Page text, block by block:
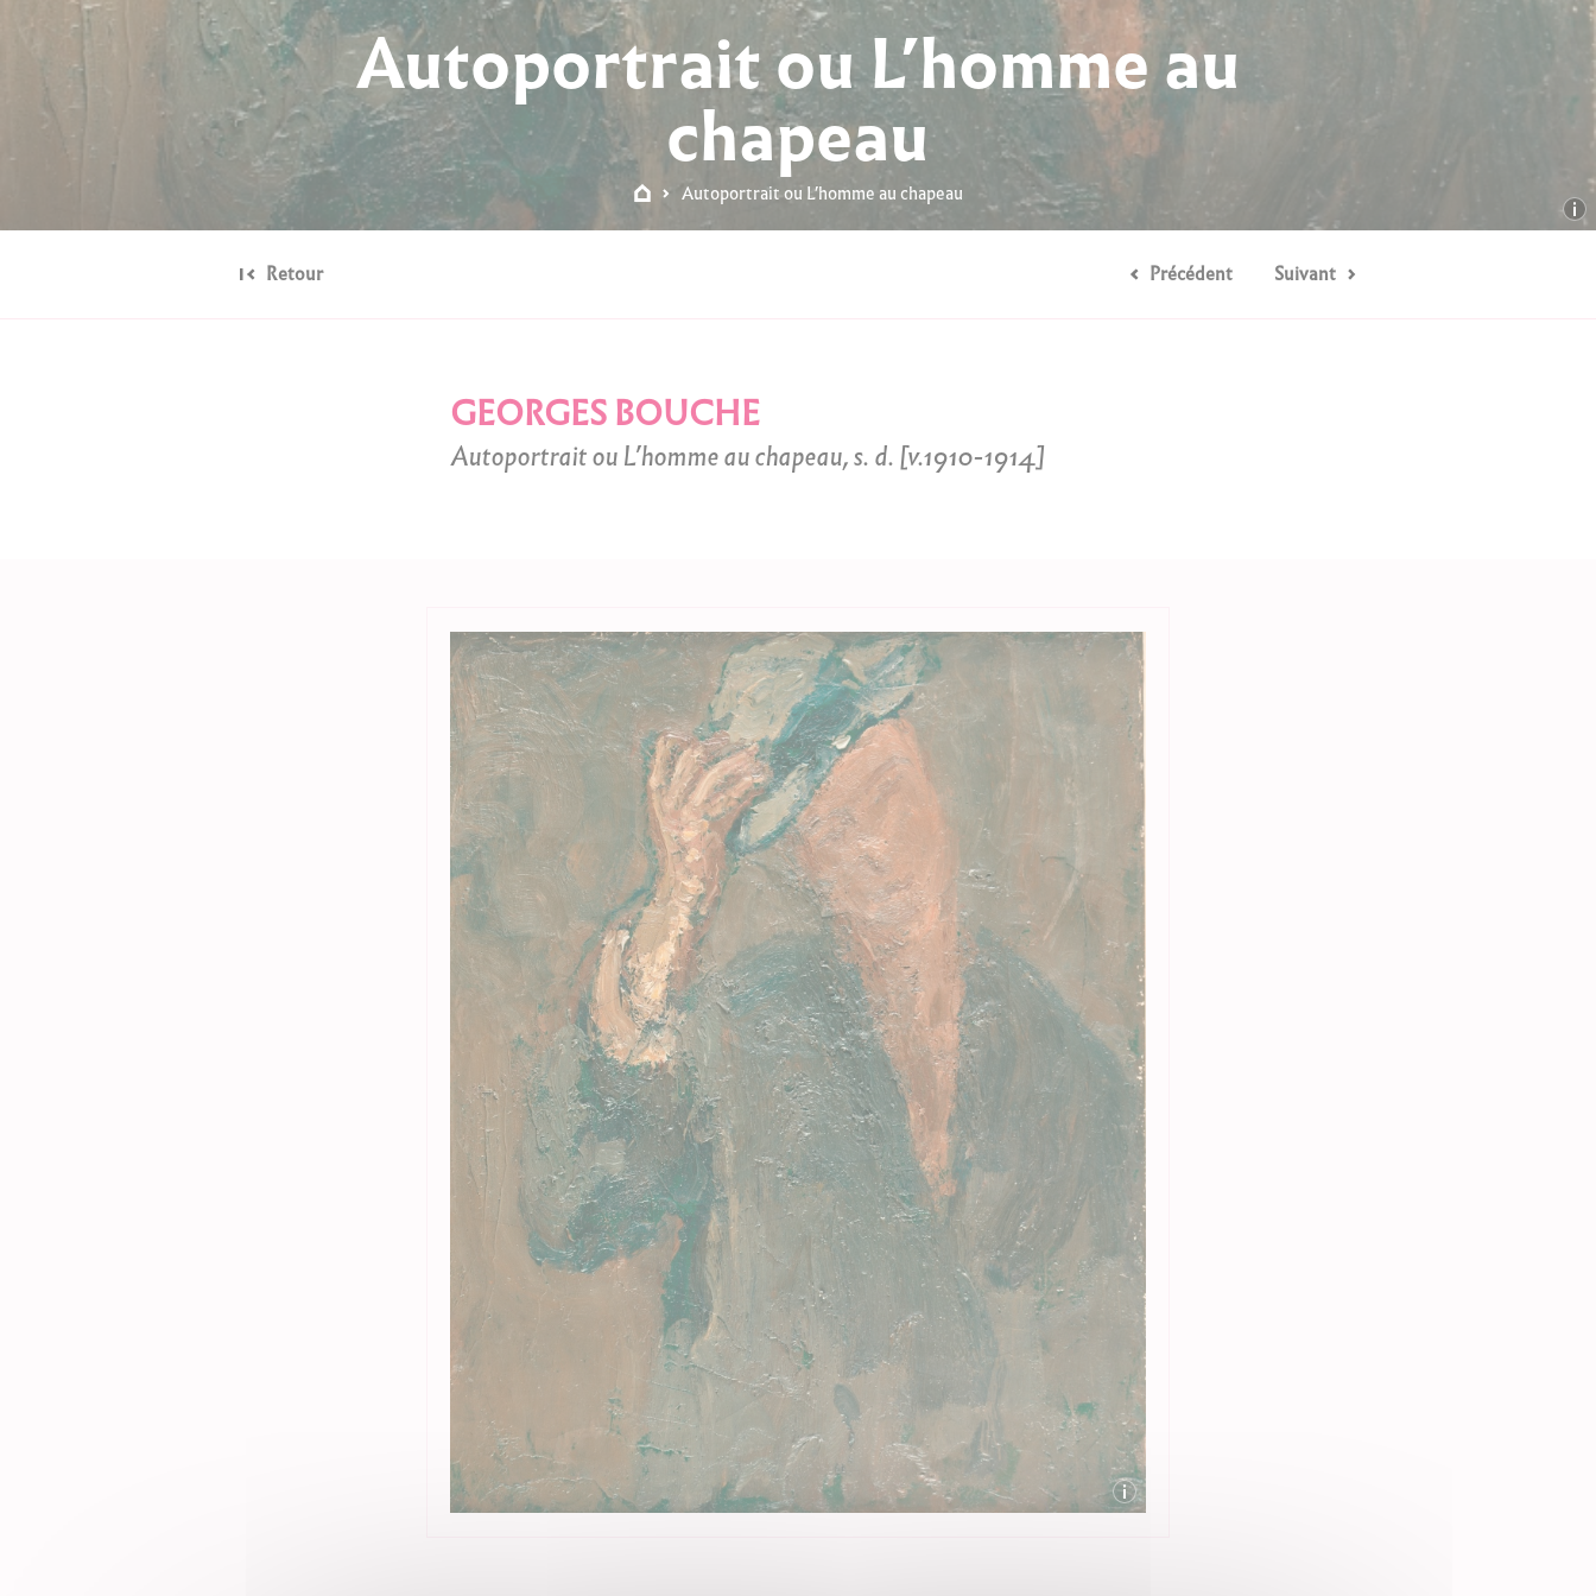
Autoportrait ou L’homme au
chapeau
Autoportrait ou L’homme au chapeau
Suivant
Précédent
Retour
GEORGES BOUCHE
Autoportrait ou L’homme au chapeau, s. d. [v.1910-1914]